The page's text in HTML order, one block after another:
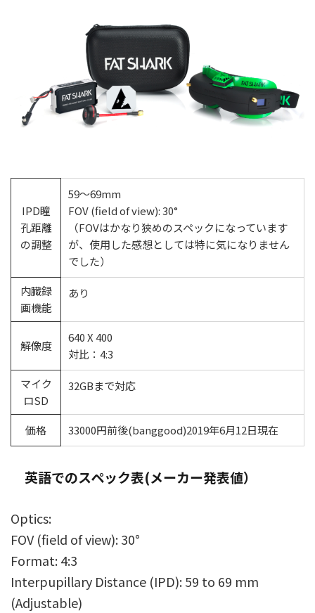
IPD瞳
孔距離
の調整
59〜69mm
FOV (field of view): 30°
（FOVはかなり狭めのスペックになっています
が、使用した感想としては特に気になりません
でした）
内臓録
画機能
あり
解像度
640 X 400
対比：4:3
マイク
ロSD
32GBまで対応
価格 33000円前後(banggood)2019年6月12日現在
英語でのスペック表(メーカー発表値）
Optics:
FOV (field of view): 30°
Format: 4:3
Interpupillary Distance (IPD): 59 to 69 mm
(Adjustable)